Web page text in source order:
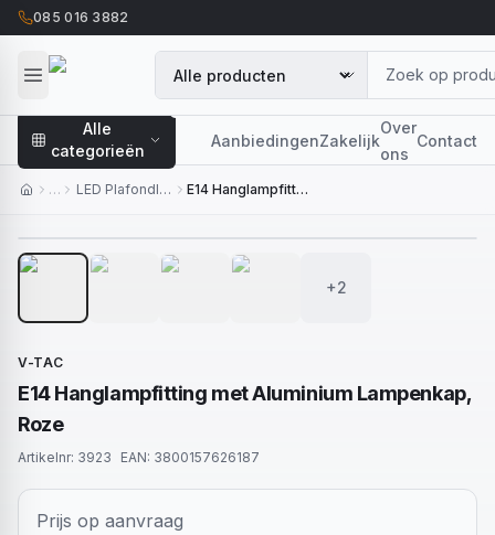
085 016 3882
Alle
categorieën
AanbiedingenZakelijk
Over
ons
Contact
… LED Plafondlampen
E14 Hanglampfitting met Aluminium Lampenkap, Roze
+2
V-TAC
E14 Hanglampfitting met Aluminium Lampenkap,
Roze
Artikelnr: 3923 EAN: 3800157626187
Prijs op aanvraag